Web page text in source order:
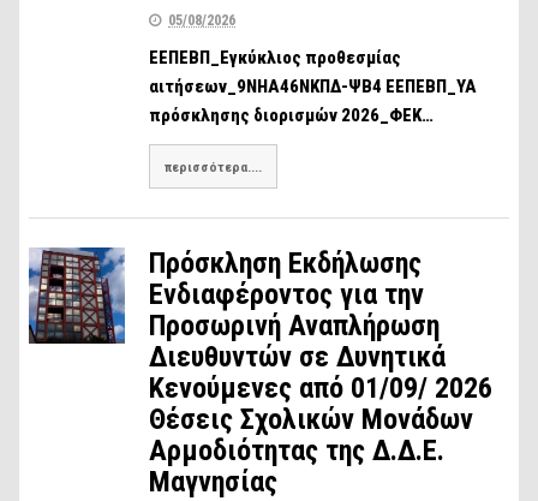
05/08/2026
ΕΕΠΕΒΠ_Εγκύκλιος προθεσμίας
αιτήσεων_9ΝΗΑ46ΝΚΠΔ-ΨΒ4 ΕΕΠΕΒΠ_ΥΑ
πρόσκλησης διορισμών 2026_ΦΕΚ…
περισσότερα....
Πρόσκληση Εκδήλωσης
Ενδιαφέροντος για την
Προσωρινή Αναπλήρωση
Διευθυντών σε Δυνητικά
Κενούμενες από 01/09/ 2026
Θέσεις Σχολικών Μονάδων
Αρμοδιότητας της Δ.Δ.Ε.
Μαγνησίας